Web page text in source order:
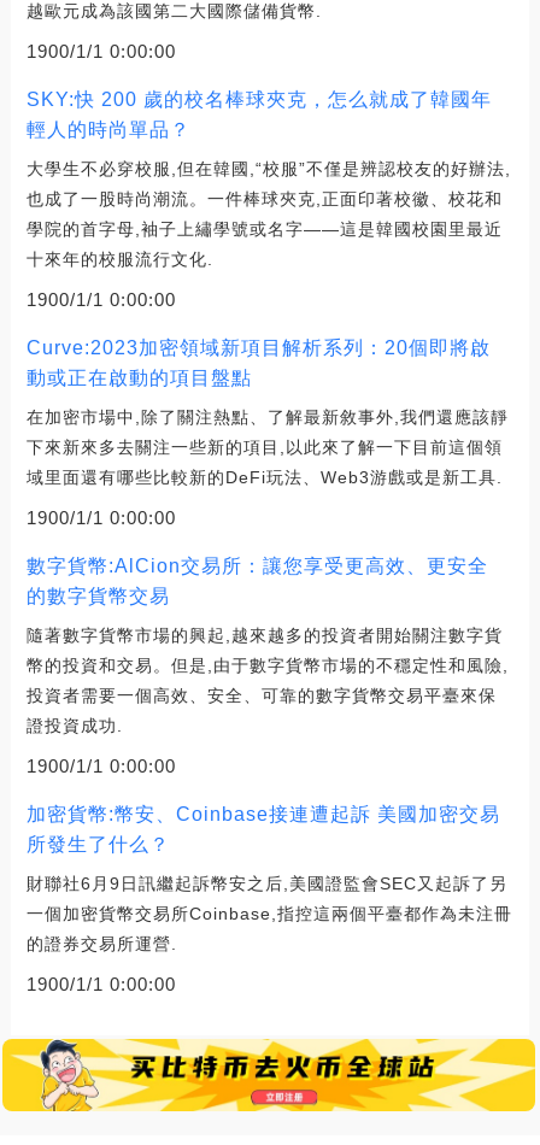
越歐元成為該國第二大國際儲備貨幣.
1900/1/1 0:00:00
SKY:快 200 歲的校名棒球夾克，怎么就成了韓國年
輕人的時尚單品？
大學生不必穿校服,但在韓國,“校服”不僅是辨認校友的好辦法,
也成了一股時尚潮流。一件棒球夾克,正面印著校徽、校花和
學院的首字母,袖子上繡學號或名字——這是韓國校園里最近
十來年的校服流行文化.
1900/1/1 0:00:00
Curve:2023加密領域新項目解析系列：20個即將啟
動或正在啟動的項目盤點
在加密市場中,除了關注熱點、了解最新敘事外,我們還應該靜
下來新來多去關注一些新的項目,以此來了解一下目前這個領
域里面還有哪些比較新的DeFi玩法、Web3游戲或是新工具.
1900/1/1 0:00:00
數字貨幣:AlCion交易所：讓您享受更高效、更安全
的數字貨幣交易
隨著數字貨幣市場的興起,越來越多的投資者開始關注數字貨
幣的投資和交易。但是,由于數字貨幣市場的不穩定性和風險,
投資者需要一個高效、安全、可靠的數字貨幣交易平臺來保
證投資成功.
1900/1/1 0:00:00
加密貨幣:幣安、Coinbase接連遭起訴 美國加密交易
所發生了什么？
財聯社6月9日訊繼起訴幣安之后,美國證監會SEC又起訴了另
一個加密貨幣交易所Coinbase,指控這兩個平臺都作為未注冊
的證券交易所運營.
1900/1/1 0:00:00